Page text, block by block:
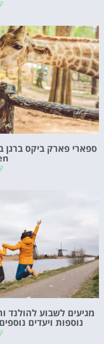
מגיעים לשבוע להולנד
נוספות ויעדים